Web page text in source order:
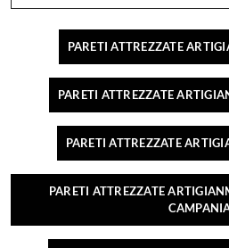
PARETI ATTREZZATE
PARETI ATTREZZATE
PARETI ATTREZZATE
PARETI ATTREZZATE